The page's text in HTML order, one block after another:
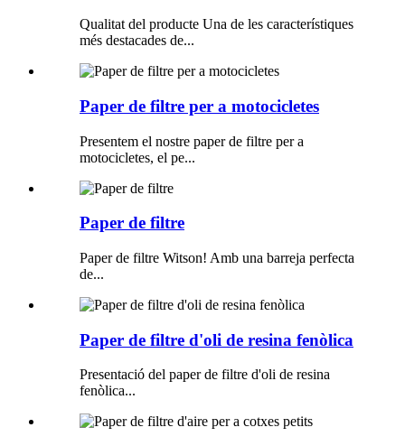
Qualitat del producte Una de les característiques
més destacades de...
Paper de filtre per a motocicletes
Presentem el nostre paper de filtre per a
motocicletes, el pe...
Paper de filtre
Paper de filtre Witson! Amb una barreja perfecta
de...
Paper de filtre d'oli de resina fenòlica
Presentació del paper de filtre d'oli de resina
fenòlica...